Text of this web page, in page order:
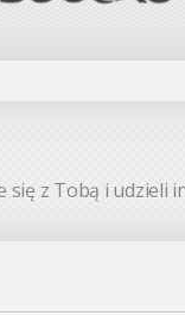
z Tobą i udzieli